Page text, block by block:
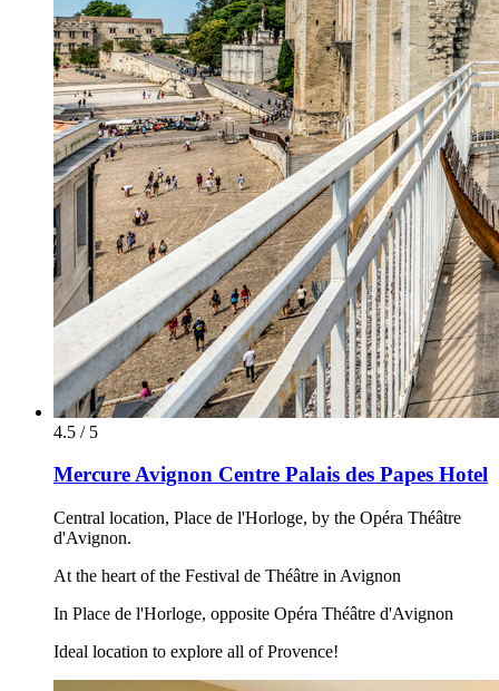
4.5 / 5
Mercure Avignon Centre Palais des Papes Hotel
Central location, Place de l'Horloge, by the Opéra Théâtre
d'Avignon.
At the heart of the Festival de Théâtre in Avignon
In Place de l'Horloge, opposite Opéra Théâtre d'Avignon
Ideal location to explore all of Provence!